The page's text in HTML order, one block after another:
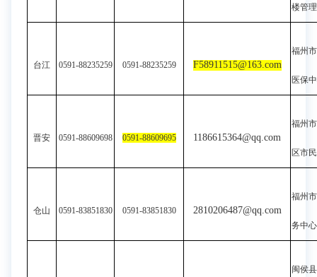
楼管
台江 0591-88235259 0591-88235259 F58911515@163.com
福州
医保
晋安 0591-88609698 0591-88609695 1186615364@qq.com
福州
区市
仓山 0591-83851830 0591-83851830 2810206487@qq.com
福州
务中
闽侯